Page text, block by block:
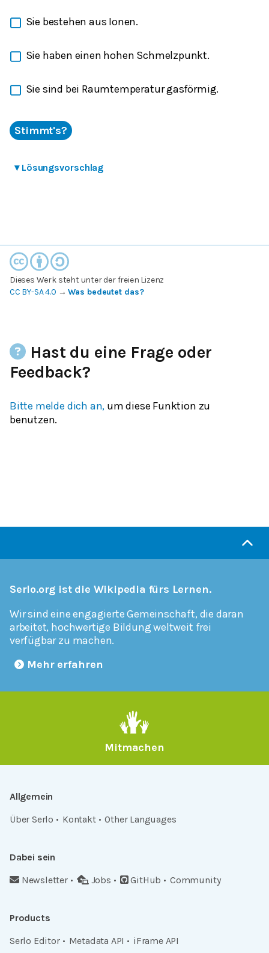
Sie bestehen aus Ionen.
Sie haben einen hohen Schmelzpunkt.
Sie sind bei Raumtemperatur gasförmig.
Stimmt's?
▾ Lösungsvorschlag
Dieses Werk steht unter der freien Lizenz
CC BY-SA 4.0 →Was bedeutet das?
Hast du eine Frage oder
Feedback?
Bitte melde dich an, um diese Funktion zu
benutzen.
Serlo.org ist die Wikipedia fürs Lernen.
Wir sind eine engagierte Gemeinschaft, die daran
arbeitet, hochwertige Bildung weltweit frei
verfügbar zu machen.
Mehr erfahren
Mitmachen
Allgemein
Über Serlo
Kontakt Other Languages
Dabei sein
Newsletter
Jobs GitHub Community
Products
Serlo Editor
Metadata API iFrame API